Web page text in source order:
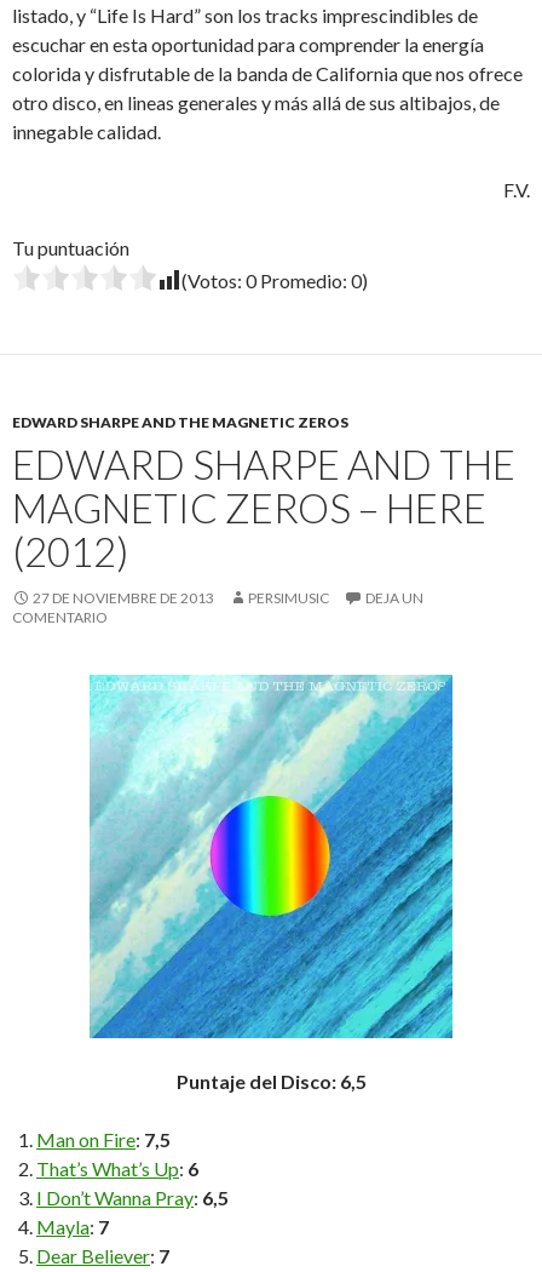
listado, y “Life Is Hard” son los tracks imprescindibles de
escuchar en esta oportunidad para comprender la energía
colorida y disfrutable de la banda de California que nos ofrece
otro disco, en lineas generales y más allá de sus altibajos, de
innegable calidad.
F.V.
Tu puntuación
(Votos: 0Promedio: 0)
EDWARD SHARPE AND THE MAGNETIC ZEROS
EDWARD SHARPE AND THE
MAGNETIC ZEROS – HERE
(2012)
27 DE NOVIEMBRE DE 2013 PERSIMUSIC
DEJA UN
COMENTARIO
Puntaje del Disco: 6,5
Man on Fire: 7,5
That’s What’s Up: 6
I Don’t Wanna Pray: 6,5
Mayla: 7
Dear Believer: 7